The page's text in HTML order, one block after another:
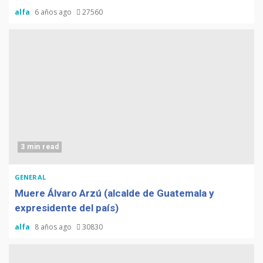
alfa 6 años ago 27560
3 min read
GENERAL
Muere Álvaro Arzú (alcalde de Guatemala y
expresidente del país)
alfa 8 años ago 30830